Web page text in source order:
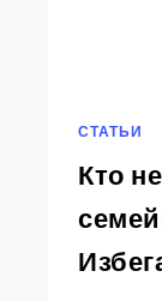
СТАТЬИ
Кто